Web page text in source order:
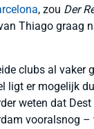
, zou Der
Thiago graag
clubs al vaker
ligt er mogelijk
weten dat
vooralsnog